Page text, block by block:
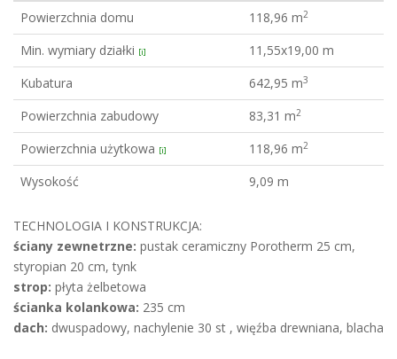
Powierzchnia domu
118,96 m2
Min. wymiary działki [i]
11,55x19,00 m
Kubatura
642,95 m3
Powierzchnia zabudowy 83,31 m2
Powierzchnia użytkowa [i] 118,96 m2
Wysokość 9,09 m
TECHNOLOGIA I KONSTRUKCJA:
ściany zewnetrzne: pustak ceramiczny Porotherm 25 cm,
styropian 20 cm, tynk
strop: płyta żelbetowa
ścianka kolankowa: 235 cm
dach: dwuspadowy, nachylenie 30 st , więźba drewniana, blacha